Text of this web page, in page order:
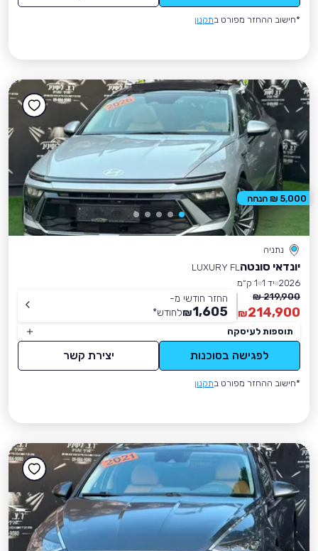
*חישוב ההחזר מפורט בתקנון
נתניה
יונדאי סונטה LUXURY FL
2026 יד 1
1 ק״מ
219,900 ₪
214,900
₪
החזר חודשי מ-
1,605
₪לחודש*
תוספות לעיסקה
לפגישה בסוכנות יצירת קשר
*חישוב ההחזר מפורט בתקנון
5,000 ₪ הנחה